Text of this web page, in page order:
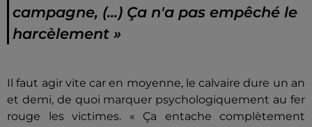
campagne, (...) Ça n'a pas empêché le
harcèlement »
Il faut agir vite car en moyenne, le calvaire dure un an
et demi, de quoi marquer psychologiquement au fer
rouge les victimes. « Ça entache complètement